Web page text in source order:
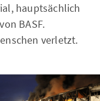
hauptsächlich
BASF.
verletzt.